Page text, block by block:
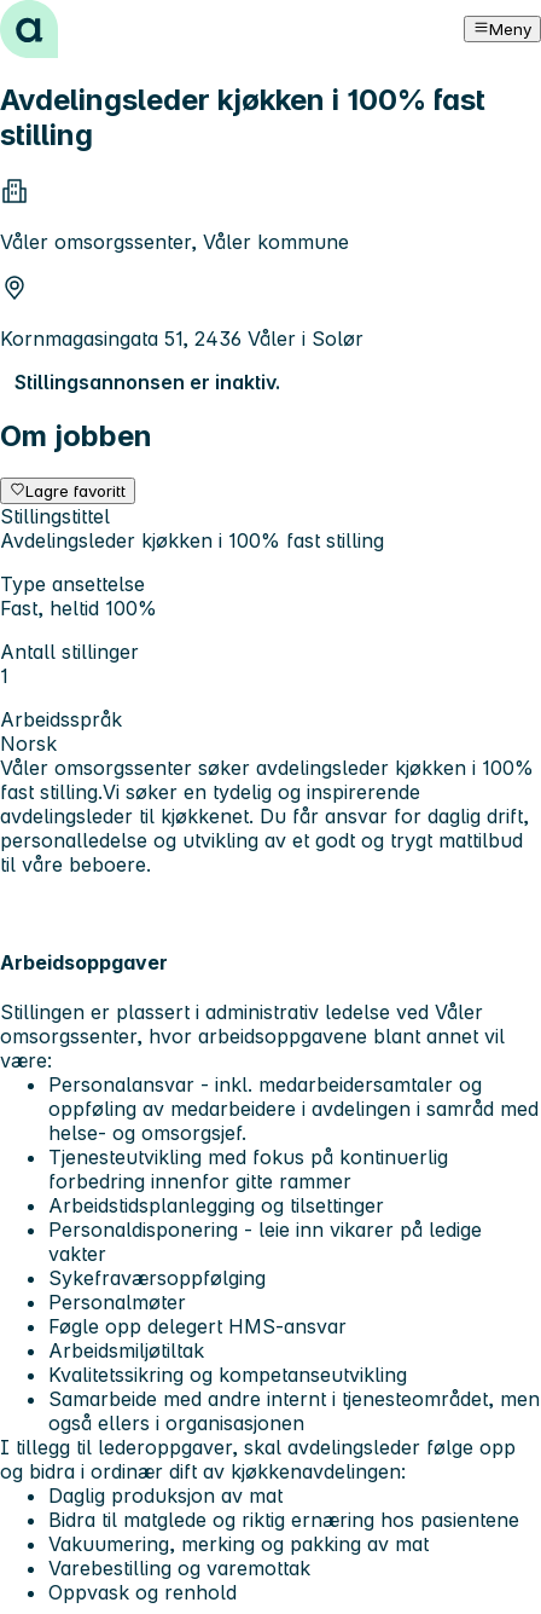
Hopp til innhold Meny
Avdelingsleder kjøkken i 100% fast
stilling
Våler omsorgssenter, Våler kommune
Kornmagasingata 51, 2436 Våler i Solør
Stillingsannonsen er inaktiv.
Om jobben
Lagre favoritt
Stillingstittel
Avdelingsleder kjøkken i 100% fast stilling
Type ansettelse
Fast, heltid 100%
Antall stillinger
1
Arbeidsspråk
Norsk
Våler omsorgssenter søker avdelingsleder kjøkken i 100%
fast stilling.Vi søker en tydelig og inspirerende
avdelingsleder til kjøkkenet. Du får ansvar for daglig drift,
personalledelse og utvikling av et godt og trygt mattilbud
til våre beboere.
Arbeidsoppgaver
Stillingen er plassert i administrativ ledelse ved Våler
omsorgssenter, hvor arbeidsoppgavene blant annet vil
være:
Personalansvar - inkl. medarbeidersamtaler og
oppføling av medarbeidere i avdelingen i samråd med
helse- og omsorgsjef.
Tjenesteutvikling med fokus på kontinuerlig
forbedring innenfor gitte rammer
Arbeidstidsplanlegging og tilsettinger
Personaldisponering - leie inn vikarer på ledige
vakter
Sykefraværsoppfølging
Personalmøter
Føgle opp delegert HMS-ansvar
Arbeidsmiljøtiltak
Kvalitetssikring og kompetanseutvikling
Samarbeide med andre internt i tjenesteområdet, men
også ellers i organisasjonen
I tillegg til lederoppgaver, skal avdelingsleder følge opp
og bidra i ordinær dift av kjøkkenavdelingen:
Daglig produksjon av mat
Bidra til matglede og riktig ernæring hos pasientene
Vakuumering, merking og pakking av mat
Varebestilling og varemottak
Oppvask og renhold